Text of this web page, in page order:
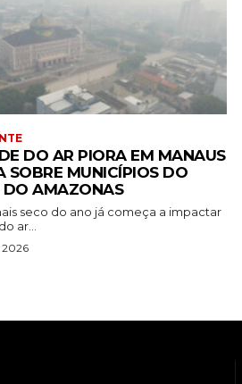
DO AR PIORA EM MANAUS
SOBRE MUNICÍPIOS DO
DO AMAZONAS
seco do ano já começa a impactar
ar...
2026